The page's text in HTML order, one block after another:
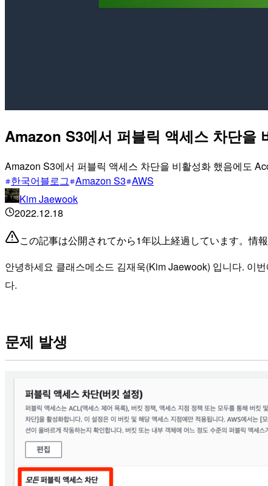
Amazon S3에서 퍼블릭 액세스 차단을
Amazon S3에서 퍼블릭 액세스 차단을 비활성화 했음에도
한국어블로그 Amazon S3 AWS
Kim Jaewook
2022.12.18
この記事は公開されてから1年以上経過しています。情
안녕하세요 클래스메소드 김재욱(Kim Jaewook) 입니다. 이
다.
문제 발생